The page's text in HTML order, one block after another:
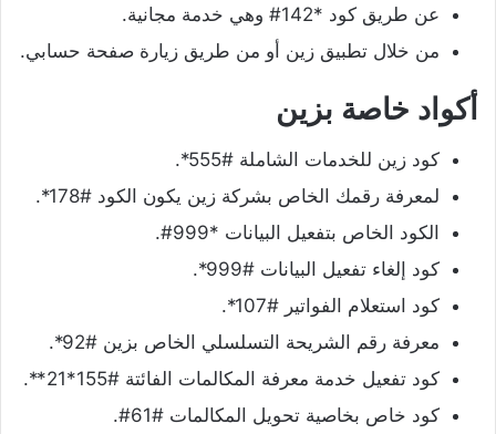
عن طريق كود *142# وهي خدمة مجانية.
من خلال تطبيق زين أو من طريق زيارة صفحة حسابي.
أكواد خاصة بزين
كود زين للخدمات الشاملة #555*.
لمعرفة رقمك الخاص بشركة زين يكون الكود #178*.
الكود الخاص بتفعيل البيانات *999#.
كود إلغاء تفعيل البيانات #999*.
كود استعلام الفواتير #107*.
معرفة رقم الشريحة التسلسلي الخاص بزين #92*.
كود تفعيل خدمة معرفة المكالمات الفائتة #155*21**.
كود خاص بخاصية تحويل المكالمات #61#.